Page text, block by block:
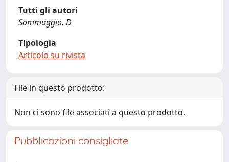
Tutti gli autori
Sommaggio, D
Tipologia
Articolo su rivista
File in questo prodotto:
Non ci sono file associati a questo prodotto.
Pubblicazioni consigliate